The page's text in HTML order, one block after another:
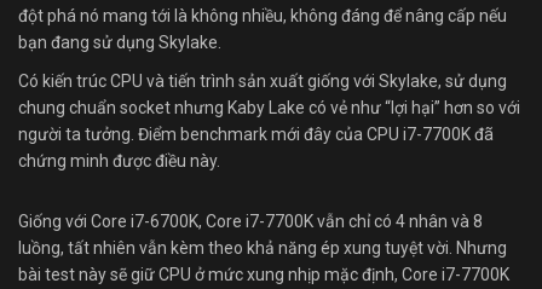
đột phá nó mang tới là không nhiều, không đáng để nâng cấp nếu
bạn đang sử dụng Skylake.
Có kiến trúc CPU và tiến trình sản xuất giống với Skylake, sử dụng
chung chuẩn socket nhưng Kaby Lake có vẻ như “lợi hại” hơn so với
người ta tưởng. Điểm benchmark mới đây của CPU i7-7700K đã
chứng minh được điều này.
Giống với Core i7-6700K, Core i7-7700K vẫn chỉ có 4 nhân và 8
luồng, tất nhiên vẫn kèm theo khả năng ép xung tuyệt vời. Nhưng
bài test này sẽ giữ CPU ở mức xung nhịp mặc định, Core i7-7700K